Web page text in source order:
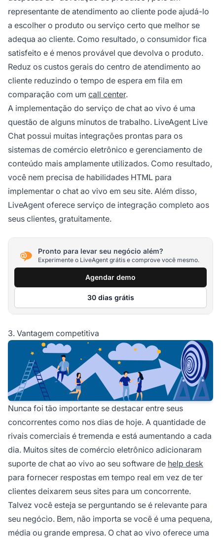
representante de atendimento ao cliente pode ajudá-lo
a escolher o produto ou serviço certo que melhor se
adequa ao cliente. Como resultado, o consumidor fica
satisfeito e é menos provável que devolva o produto.
Reduz os custos gerais do centro de atendimento ao
cliente reduzindo o tempo de espera em fila em
comparação com um call center.
A implementação do serviço de chat ao vivo é uma
questão de alguns minutos de trabalho. LiveAgent Live
Chat possui muitas integrações prontas para os
sistemas de comércio eletrônico e gerenciamento de
conteúdo mais amplamente utilizados. Como resultado,
você nem precisa de habilidades HTML para
implementar o chat ao vivo em seu site. Além disso,
LiveAgent oferece serviço de integração completo aos
seus clientes, gratuitamente.
Pronto para levar seu negócio além?
Experimente o LiveAgent grátis e comprove você mesmo.
Agendar demo
30 dias grátis
3. Vantagem competitiva
Nunca foi tão importante se destacar entre seus
concorrentes como nos dias de hoje. A quantidade de
rivais comerciais é tremenda e está aumentando a cada
dia. Muitos sites de comércio eletrônico adicionaram
suporte de chat ao vivo ao seu software de help desk
para fornecer respostas em tempo real em vez de ter
clientes deixarem seus sites para um concorrente.
Talvez você esteja se perguntando se é relevante para
seu negócio. Bem, não importa se você é uma pequena,
média ou grande empresa. O chat ao vivo oferece uma